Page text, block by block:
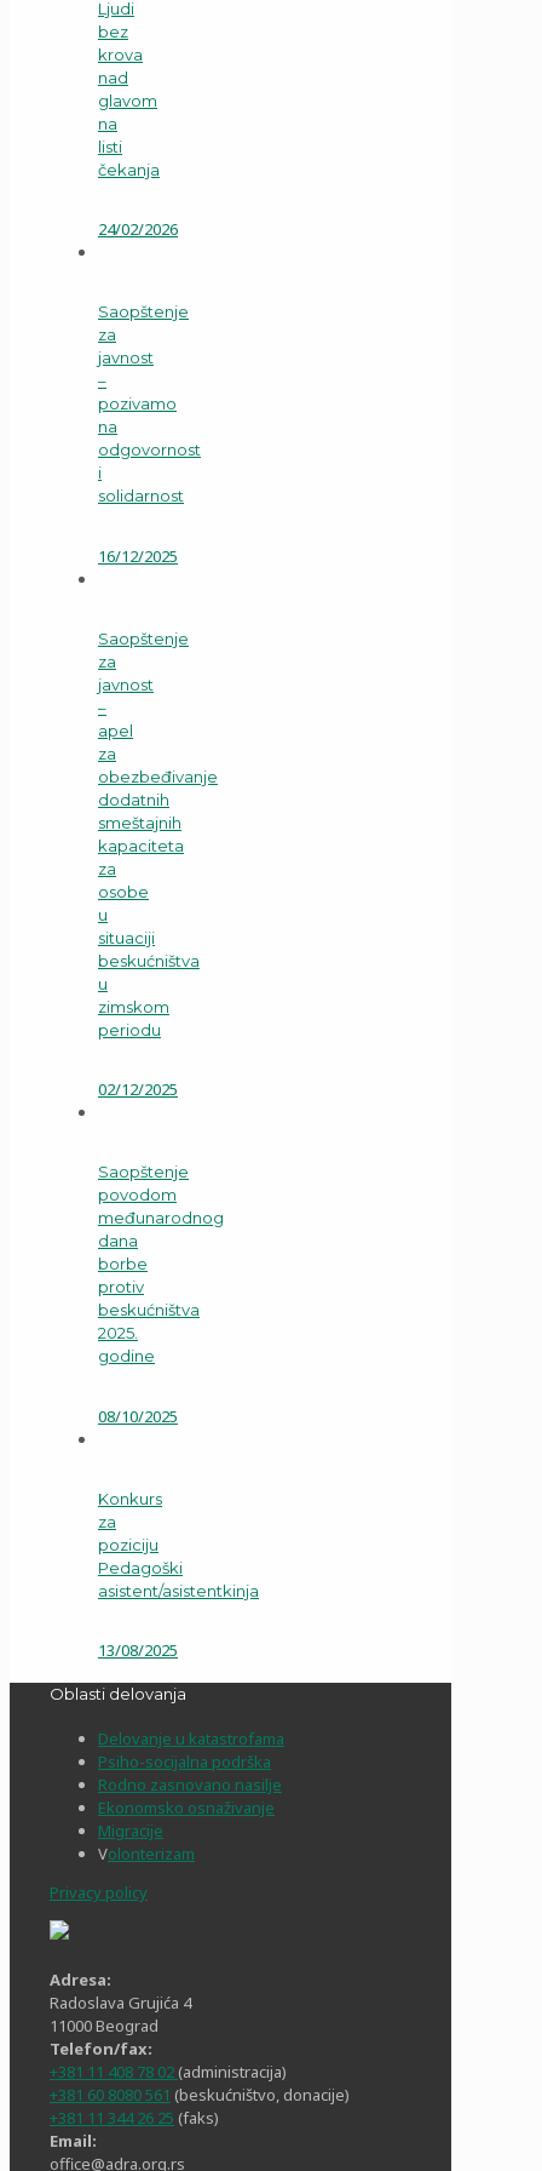
Ljudi
bez
krova
nad
glavom
na
listi
čekanja
24/02/2026
Saopštenje
za
javnost
–
pozivamo
na
odgovornost
i
solidarnost
16/12/2025
Saopštenje
za
javnost
–
apel
za
obezbeđivanje
dodatnih
smeštajnih
kapaciteta
za
osobe
u
situaciji
beskućništva
u
zimskom
periodu
02/12/2025
Saopštenje
povodom
međunarodnog
dana
borbe
protiv
beskućništva
2025.
godine
08/10/2025
Konkurs
za
poziciju
Pedagoški
asistent/asistentkinja
13/08/2025
Oblasti delovanja
Delovanje u katastrofama
Psiho-socijalna podrška
Rodno zasnovano nasilje
Ekonomsko osnaživanje
Migracije
Volonterizam
Privacy policy
Adresa:
Radoslava Grujića 4
11000 Beograd
Telefon/fax:
+381 11 408 78 02 (administracija)
+381 60 8080 561 (beskućništvo, donacije)
+381 11 344 26 25 (faks)
Email:
office@adra.org.rs